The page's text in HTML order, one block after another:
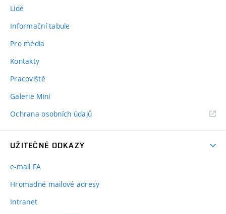
Lidé
Informační tabule
Pro média
Kontakty
Pracoviště
Galerie Mini
Ochrana osobních údajů
UŽITEČNÉ ODKAZY
e-mail FA
Hromadné mailové adresy
Intranet